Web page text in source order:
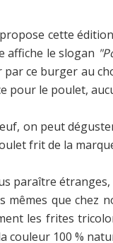
cette
affiche le slogan
ce burger au
pour le poulet,
on peut
frit de la
paraître
mêmes que chez
les frites
couleur 100 %